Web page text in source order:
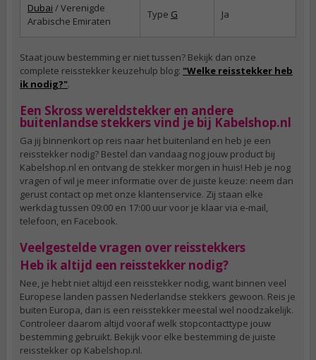
Dubai / Verenigde
Arabische Emiraten
Type G Ja
Staat jouw bestemming er niet tussen? Bekijk dan onze
complete reisstekker keuzehulp blog: "Welke reisstekker heb
ik nodig?".
Een Skross wereldstekker en andere
buitenlandse stekkers vind je bij Kabelshop.nl
Ga jij binnenkort op reis naar het buitenland en heb je een
reisstekker nodig? Bestel dan vandaag nog jouw product bij
Kabelshop.nl en ontvang de stekker morgen in huis! Heb je nog
vragen of wil je meer informatie over de juiste keuze: neem dan
gerust contact op met onze klantenservice. Zij staan elke
werkdag tussen 09:00 en 17:00 uur voor je klaar via e-mail,
telefoon, en Facebook.
Veelgestelde vragen over reisstekkers
Heb ik altijd een reisstekker nodig?
Nee, je hebt niet altijd een reisstekker nodig, want binnen veel
Europese landen passen Nederlandse stekkers gewoon. Reis je
buiten Europa, dan is een reisstekker meestal wel noodzakelijk.
Controleer daarom altijd vooraf welk stopcontacttype jouw
bestemming gebruikt. Bekijk voor elke bestemming de juiste
reisstekker op Kabelshop.nl.